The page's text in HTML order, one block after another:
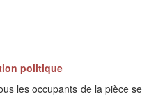
politique
les occupants de la pièce se